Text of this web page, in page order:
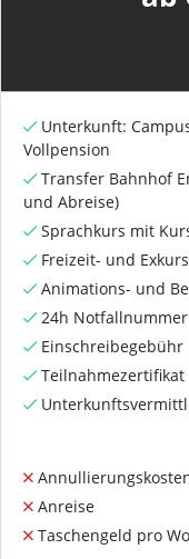
Unterkunft:
Vollpension
Transfer Bahnhof
und Abreise)
Sprachkurs mit
Freizeit- und
Animations- und
24h Notfallnummer
Einschreibegebühr
Teilnahmezertifikat
Anreise
Taschengeld pro